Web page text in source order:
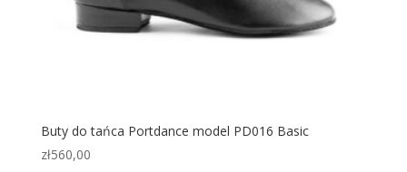
Buty do tańca Portdance model PD016 Basic
zł560,00